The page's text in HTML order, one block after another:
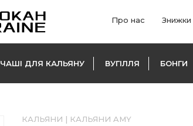
Про нас Знижки
ЧАШІ ДЛЯ КАЛЬЯНУ ВУГІЛЛЯ БОНГИ
КАЛЬЯНИ | КАЛЬЯНИ AMY